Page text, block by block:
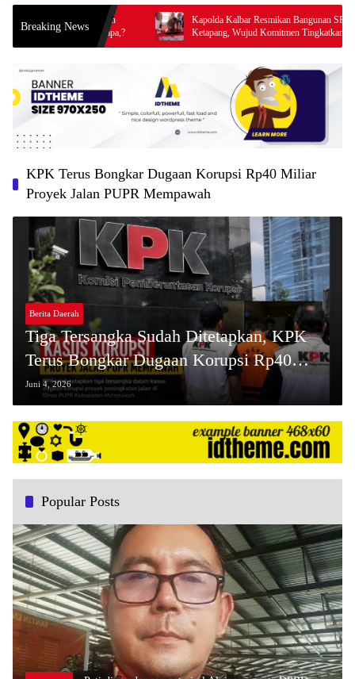
Breaking News
di kecamatan
nungu apa,?
Kapolda Kalbar Resmikan Bangunan SPKT Polres
Ketapang, Wujud Komitmen Tingkatkan Pelayanan
Prima Kepolisian
KPK Terus Bongkar Dugaan Korupsi Rp40 Miliar
Proyek Jalan PUPR Mempawah
Berita Daerah
Tiga Tersangka Sudah Ditetapkan, KPK
Terus Bongkar Dugaan Korupsi Rp40
Miliar Proyek Jalan PUPR Mempawah
Juni 4, 2026
Popular Posts